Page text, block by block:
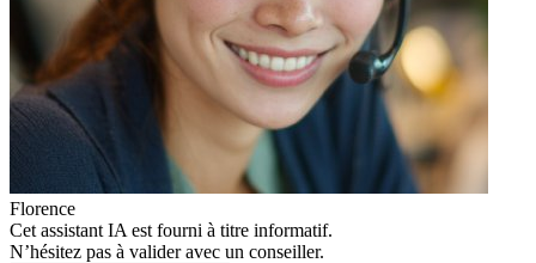
Florence
Cet assistant IA est fourni à titre informatif.
N’hésitez pas à valider avec un conseiller.